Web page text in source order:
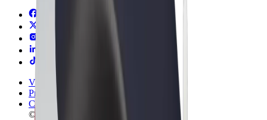
Vilkår og betingelser
Privatliv
Cookies
© 2026 Bolt Technology OÜ